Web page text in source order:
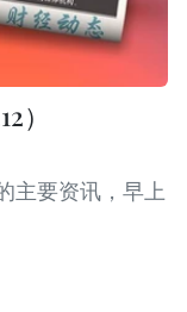
）
主要资讯，早上